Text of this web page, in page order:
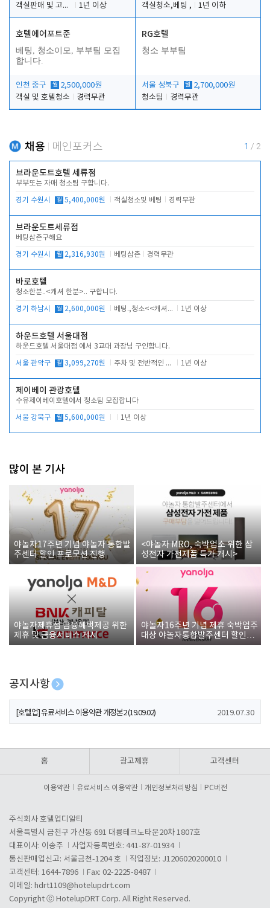
객실판매 및 고객응대
1년 이상
객실청소,베팅 ,
1년 이하
호텔에어포트준
베팅, 청소이모, 부부팀 모집
합니다.
인천 중구 월 2,500,000원
객실 및 호텔청소
경력무관
RG호텔
청소 부부팀
서울 성북구 월 2,700,000원
청소팀
경력무관
채용 메인포커스 1 / 2
브라운도트호텔 세류점
부부또는 자매 청소팀 구합니다.
경기 수원시 월 5,400,000원 객실청소및 베팅 경력무관
브라운도트세류점
베팅삼촌구해요
경기 수원시 월 2,316,930원 베팅삼촌 경력무관
바로호텔
청소한분..<캐셔 한분>.. 구합니다.
경기 하남시 월 2,600,000원 베팅.,청소<<캐셔 모셔봅니다. 1년 이상
하운드호텔 서울대점
하운드호텔 서울대점 에서 3교대 과장님 구인합니다.
서울 관악구 월 3,099,270원 주차 및 전반적인 당번업무 1년 이상
제이베이 관광호텔
수유제이베이호텔에서 청소팀 모집합니다
서울 강북구 월 5,600,000원 1년 이상
많이 본 기사
야놀자17주년 기념 야놀자 통합발
주센터 할인 프로모션 진행
<야놀자 MRO, 숙박업소 위한 삼
성전자 가전제품 특가 개시>
야놀자제휴점 금융혜택제공 위한
제휴 및 금융서비스 게시
야놀자16주년 기념 제휴 숙박업주
대상 야놀자통합발주센터 할인쿠
폰 증정
공지사항
[호텔업] 개인정보 처리방침 개정본1 (19.09.02)
[호텔업] 유료서비스 이용약관 개정본2 (19.09.02) 2019.07.30
홈 광고제휴 고객센터
이용약관 유료서비스 이용약관 개인정보처리방침 PC버전
주식회사 호텔업디알티
서울특별시 금천구 가산동 691 대륭테크노타운20차 1807호
대표이사: 이송주
사업자등록번호: 441-87-01934
통신판매업신고: 서울금천-1204 호
직업정보: J1206020200010
고객센터: 1644-7896
Fax: 02-2225-8487
이메일: hdrt1109@hotelupdrt.com
Copyright ⓒ HotelupDRT Corp. All Right Reserved.